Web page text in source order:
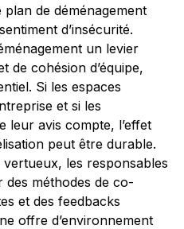
de déménagement
d’insécurité.
un levier
de cohésion d’équipe,
Si les espaces
et si les
leur avis compte, l’effet
peut être durable.
les responsables
des méthodes de co-
et des feedbacks
offre d’environnement